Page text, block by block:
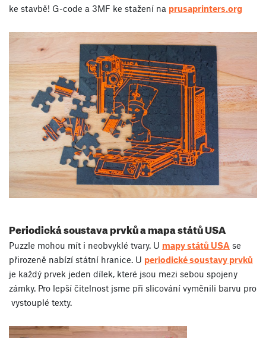
ke stavbě! G-code a 3MF ke stažení na prusaprinters.org
Periodická soustava prvků a mapa států USA
Puzzle mohou mít i neobvyklé tvary. U mapy států USA se
přirozeně nabízí státní hranice. U periodické soustavy prvků
je každý prvek jeden dílek, které jsou mezi sebou spojeny
zámky. Pro lepší čitelnost jsme při slicování vyměnili barvu pro
vystouplé texty.